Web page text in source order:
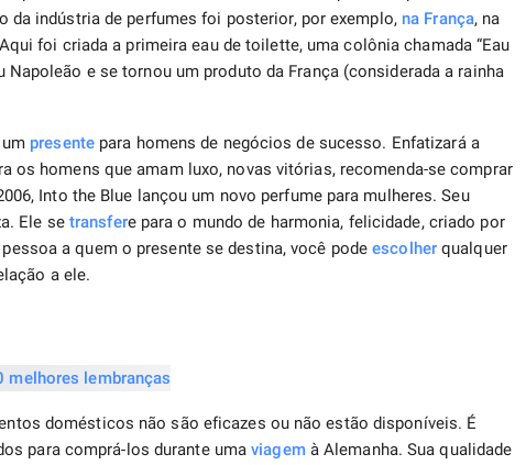
da indústria de perfumes foi posterior, por exemplo, na França, na
foi criada a primeira eau de toilette, uma colônia chamada “Eau
Napoleão e se tornou um produto da França (considerada a rainha
presentepara homens de negócios de sucesso. Enfatizará a
os homens que amam luxo, novas vitórias, recomenda-se comprar
Into the Blue lançou um novo perfume para mulheres. Seu
Ele se transfere para o mundo de harmonia, felicidade, criado por
a quem o presente se destina, você podeescolherqualquer
a ele.
domésticos não são eficazes ou não estão disponíveis. É
para comprá-los durante umaviagemà Alemanha. Sua qualidade